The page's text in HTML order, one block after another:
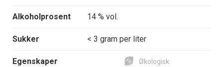
Alkoholprosent 14 % vol.
Sukker < 3 gram per liter
Egenskaper Økologisk